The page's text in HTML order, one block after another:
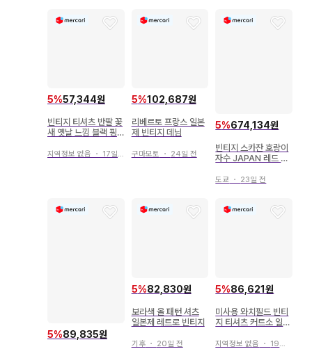
5%57,344원
빈티지 티셔츠 반팔 꽃
새 옛날 느낌 블랙 핑
지역정보 없음 ・ 17일 전
5%102,687원
리베르토 프랑스 일본
제 빈티지 데님
구마모토 ・ 24일 전
5%674,134원
빈티지 스카잔 호랑이
자수 JAPAN 레드 골
도쿄 ・ 23일 전
5%89,835원
5%82,830원
보라색 올 패턴 셔츠
일본제 레트로 빈티지
기후・ 20일 전
5%86,621원
미사용 와치필드 빈티
지 티셔츠 커트소 일본
지역정보 없음 ・ 19일 전